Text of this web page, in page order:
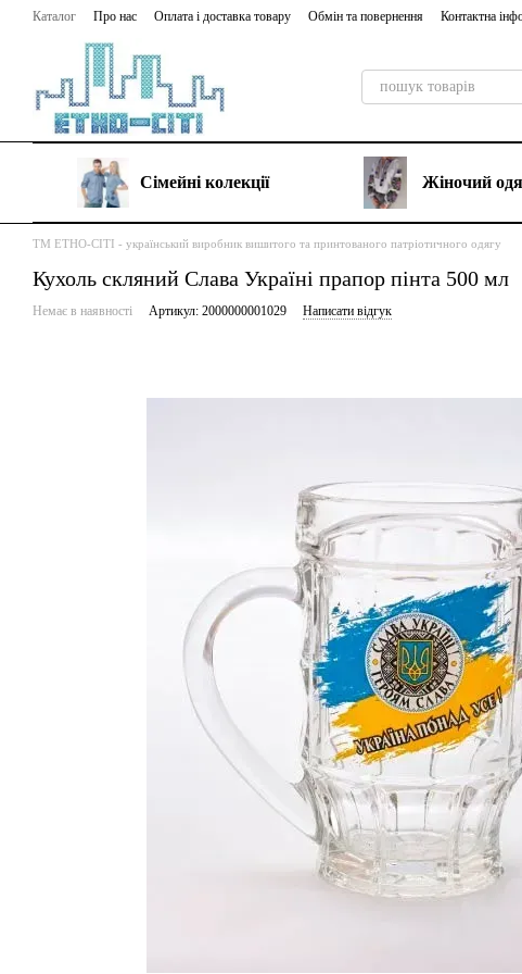
Перейти до основного контенту
Каталог Про нас Оплата і доставка товару Обмін та повернення Контактна
Сімейні колекції Жіночий
ТМ ЕТНО-СІТІ - український виробник вишитого та принтованого патріотичного одягу
Кухоль скляний Слава Україні прапор пінта 500 мл
Немає в наявності Артикул: 2000000001029 Написати відгук